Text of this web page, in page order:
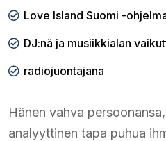
Love Island Suomi -
DJ:nä ja musiikkialan
radiojuontajana
Hänen vahva
analyyttinen tapa puhua